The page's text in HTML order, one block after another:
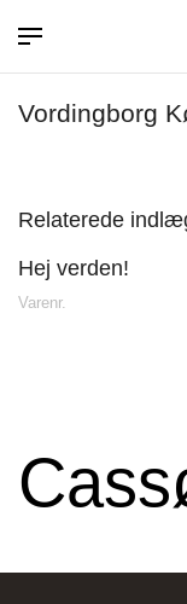
Vordingborg
Relaterede
Hej verden!
Varenr.
Søg efter